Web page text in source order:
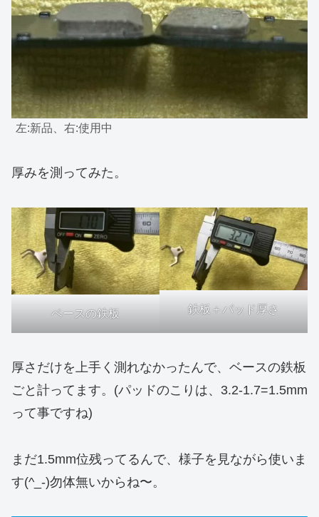
左:新品、右:使用中
厚みを測ってみた。
ベースの鉄板 鉄板＋パッド厚さ
厚さだけを上手く測れなかったんで、ベースの鉄板
ごと計ってます。(パッドのこりは、3.2-1.7=1.5mm
って事ですね)
まだ1.5mm位残ってるんで、様子を見ながら使いま
す(^_-)勿体無いからね〜。